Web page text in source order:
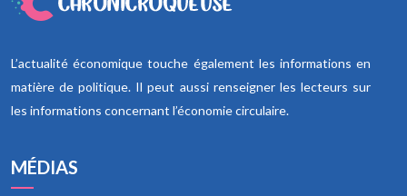
L’actualité économique touche également les informations en
matière de politique. Il peut aussi renseigner les lecteurs sur
les informations concernant l’économie circulaire.
MÉDIAS